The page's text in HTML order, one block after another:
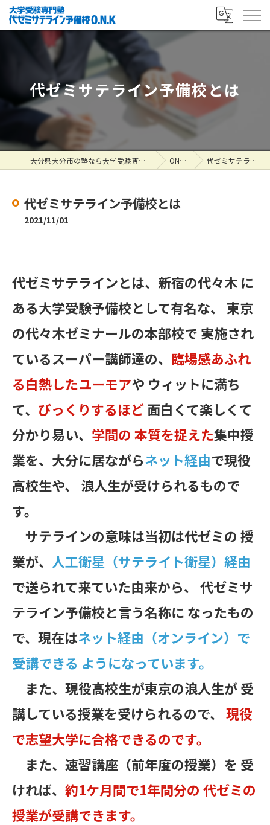
代ゼミサテライン予備校とは
大分県大分市の塾なら大学受験専門塾 代ゼミサテライン予備校O.N.K ONK掲示板 代ゼミサテライン予備校とは
代ゼミサテライン予備校とは
2021/11/01
代ゼミサテラインとは、新宿の代々木 に
ある大学受験予備校として有名な、 東京
の代々木ゼミナールの本部校で 実施され
ているスーパー講師達の、 臨場感あふれ
る白熱したユーモアや ウィットに満ち
て、 びっくりするほど面白くて楽しくて
分かり易い、 学間の 本質を捉えた集中授
業を、大分に居ながらネット経由で現役
高校生や、 浪人生が受けられるもので
す。
サテラインの意味は当初は代ゼミの 授
業が、 人工衛星（サテライト衛星）経由
で送られて来ていた由来から、 代ゼミサ
テライン予備校と言う名称に なったもの
で、現在はネット経由（オンライン）で
受講できる ようになっています。
また、現役高校生が東京の浪人生が 受
講している授業を受けられるので、 現役
で志望大学に合格できるのです。
また、速習講座（前年度の授業）を 受
ければ、 約1ケ月間で1年間分の 代ゼミの
授業が受講できます。